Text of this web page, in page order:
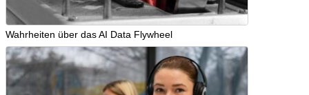
Wahrheiten über das AI Data Flywheel